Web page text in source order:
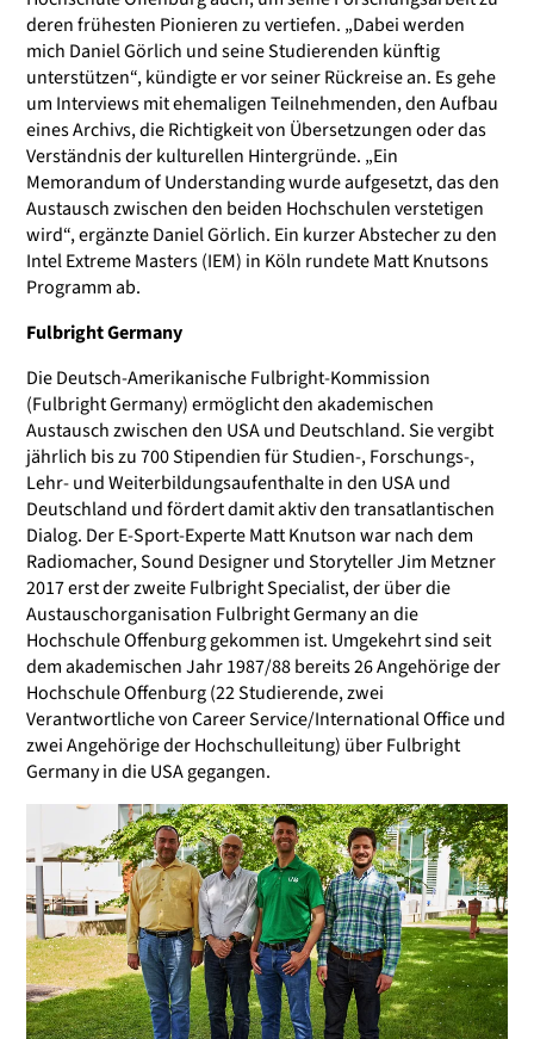
deren frühesten Pionieren zu vertiefen. „Dabei werden
mich Daniel Görlich und seine Studierenden künftig
unterstützen“, kündigte er vor seiner Rückreise an. Es gehe
um Interviews mit ehemaligen Teilnehmenden, den Aufbau
eines Archivs, die Richtigkeit von Übersetzungen oder das
Verständnis der kulturellen Hintergründe. „Ein
Memorandum of Understanding wurde aufgesetzt, das den
Austausch zwischen den beiden Hochschulen verstetigen
wird“, ergänzte Daniel Görlich. Ein kurzer Abstecher zu den
Intel Extreme Masters (IEM) in Köln rundete Matt Knutsons
Programm ab.
Fulbright Germany
Die Deutsch-Amerikanische Fulbright-Kommission
(Fulbright Germany) ermöglicht den akademischen
Austausch zwischen den USA und Deutschland. Sie vergibt
jährlich bis zu 700 Stipendien für Studien-, Forschungs-,
Lehr- und Weiterbildungsaufenthalte in den USA und
Deutschland und fördert damit aktiv den transatlantischen
Dialog. Der E-Sport-Experte Matt Knutson war nach dem
Radiomacher, Sound Designer und Storyteller Jim Metzner
2017 erst der zweite Fulbright Specialist, der über die
Austauschorganisation Fulbright Germany an die
Hochschule Offenburg gekommen ist. Umgekehrt sind seit
dem akademischen Jahr 1987/88 bereits 26 Angehörige der
Hochschule Offenburg (22 Studierende, zwei
Verantwortliche von Career Service/International Office und
zwei Angehörige der Hochschulleitung) über Fulbright
Germany in die USA gegangen.